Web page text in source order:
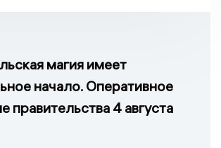
магия имеет
начало. Оперативное
правительства 4 августа